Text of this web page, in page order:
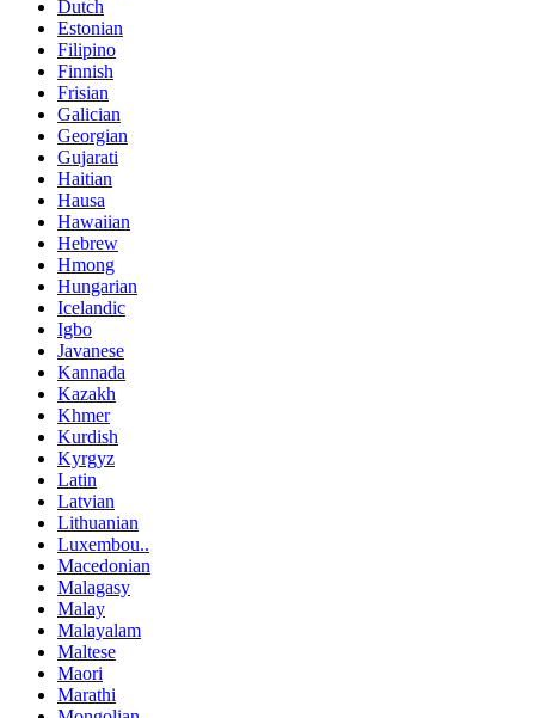
Dutch
Estonian
Filipino
Finnish
Frisian
Galician
Georgian
Gujarati
Haitian
Hausa
Hawaiian
Hebrew
Hmong
Hungarian
Icelandic
Igbo
Javanese
Kannada
Kazakh
Khmer
Kurdish
Kyrgyz
Latin
Latvian
Lithuanian
Luxembou..
Macedonian
Malagasy
Malay
Malayalam
Maltese
Maori
Marathi